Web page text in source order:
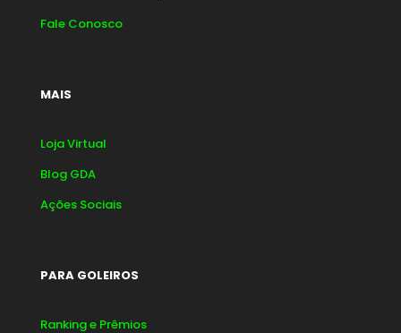
Fale Conosco
MAIS
Loja Virtual
Blog GDA
Ações Sociais
PARA GOLEIROS
Ranking e Prêmios